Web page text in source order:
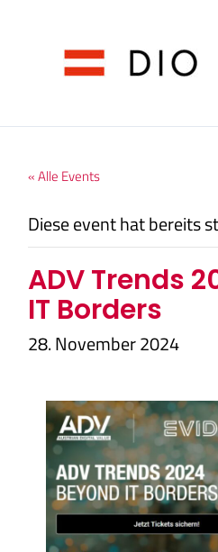
« Alle Events
Diese event hat bereits
ADV Trends
IT Borders
28. November 2024